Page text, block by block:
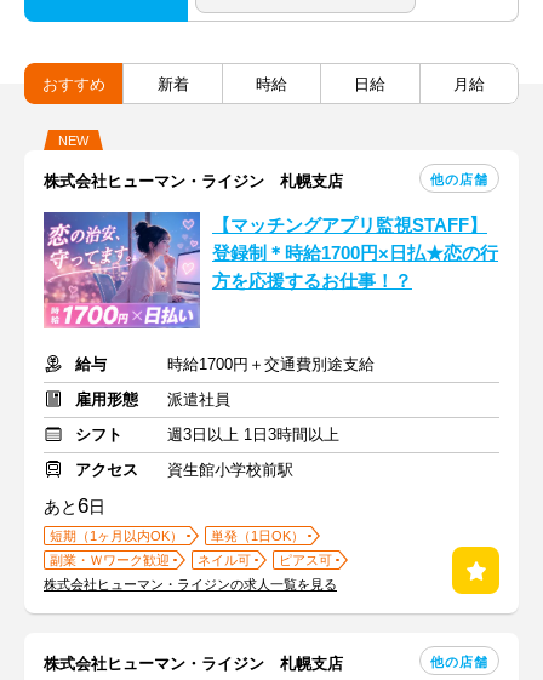
おすすめ 新着 時給 日給 月給
NEW
株式会社ヒューマン・ライジン 札幌支店 他の店舗
【マッチングアプリ監視STAFF】
登録制＊時給1700円×日払★恋の行
方を応援するお仕事！？
給与
時給1700円＋交通費別途支給
雇用形態
派遣社員
シフト
週3日以上 1日3時間以上
アクセス
資生館小学校前駅
あと6日
短期（1ヶ月以内OK）
単発（1日OK）
副業・Ｗワーク歓迎
ネイル可
ピアス可
株式会社ヒューマン・ライジンの求人一覧を見る
株式会社ヒューマン・ライジン 札幌支店 他の店舗